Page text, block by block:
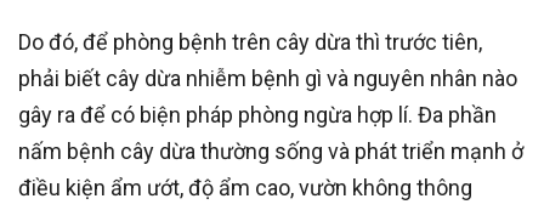
Do đó, để phòng bệnh trên cây dừa thì trước tiên,
phải biết cây dừa nhiễm bệnh gì và nguyên nhân nào
gây ra để có biện pháp phòng ngừa hợp lí. Đa phần
nấm bệnh cây dừa thường sống và phát triển mạnh ở
điều kiện ẩm ướt, độ ẩm cao, vườn không thông